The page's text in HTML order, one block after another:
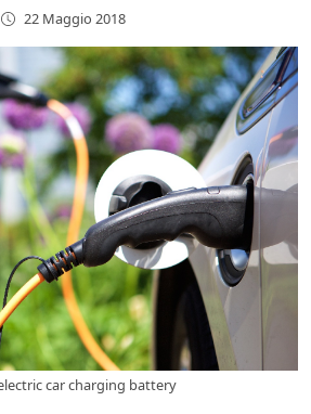
22 Maggio 2018
car charging battery